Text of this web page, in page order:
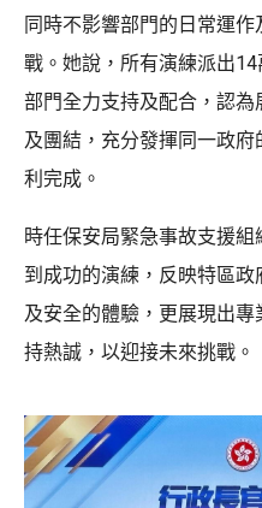
同時不影響部門的日常運
戰。她說，所有演練派出
部門全力支持及配合，認
及團結，充分發揮同一政
利完成。
時任保安局緊急事故支援
到成功的演練，反映特區
及安全的體驗，更展現出
持熱誠，以迎接未來挑戰。